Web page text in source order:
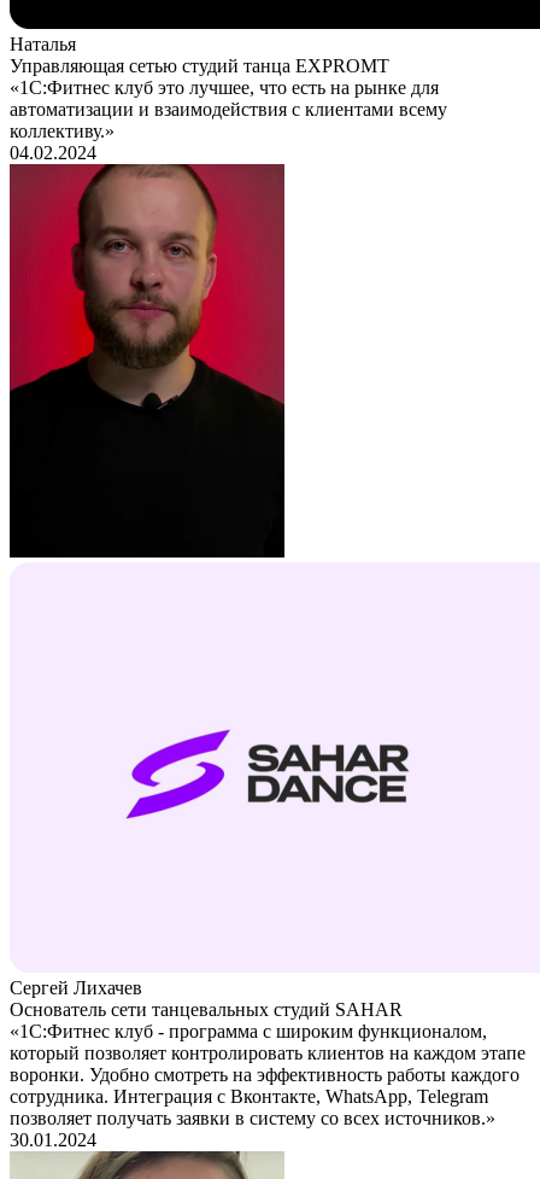
Наталья
Управляющая сетью студий танца EXPROMT
«1С:Фитнес клуб это лучшее, что есть на рынке для
автоматизации и взаимодействия с клиентами всему
коллективу.»
04.02.2024
Сергей Лихачев
Основатель сети танцевальных студий SAHAR
«1С:Фитнес клуб - программа с широким функционалом,
который позволяет контролировать клиентов на каждом этапе
воронки. Удобно смотреть на эффективность работы каждого
сотрудника. Интеграция с Вконтакте, WhatsApp, Telegram
позволяет получать заявки в систему со всех источников.»
30.01.2024